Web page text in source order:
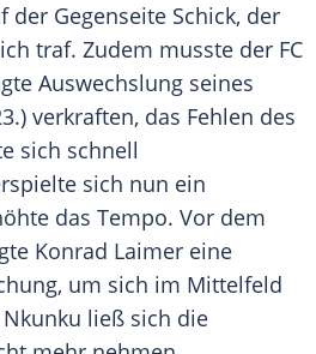
der Gegenseite Schick, der
traf. Zudem musste der FC
Auswechslung seines
verkraften, das Fehlen des
sich schnell
sich nun ein
das Tempo. Vor dem
Konrad Laimer eine
um sich im Mittelfeld
ließ sich die